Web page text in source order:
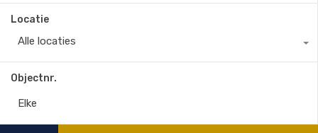
Locatie
Alle locaties
Objectnr.